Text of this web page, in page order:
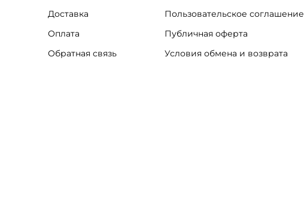
Доставка
Оплата
Обратная связь
Пользовательское соглашение
Публичная оферта
Условия обмена и возврата